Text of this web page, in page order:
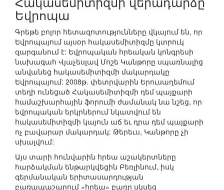
Եվրոպա
Գրեթե բոլոր հետազոտությունները վկայում են, որ
Եվրոպայում այսօր հակասեմիտիզմը կտրուկ
զարգանում է: Եվրոպական հրեական կոնգրեսի
նախագահ Վյաչեսլավ Մոշե Կանթորը սպառնալից
անվանեց հակասեմիտիզմի մակարդակը
Եվրոպայում: 2008թ. փետրվարին Երուսաղեմում
տեղի ունեցած Հակասեմիտիզմի դեմ պայքարի
համաշխարհային ֆորումի ժամանակ նա նշեց, որ
եվրոպական երկրներում նկատվում են
հակասեմիտիզմի կայուն աճ եւ դրա դեմ պայքարի
ոչ բավարար մակարդակ: Թերեւս, Կանթորը չի
սխալվում:
Այս տարի հունվարին հրեա աշակերտները
հարձակման ենթարկվեցին Բեռլինում, իսկ
գերմանական երիտասարդության
բառապաշարում «հրեա» բառը սկսեց